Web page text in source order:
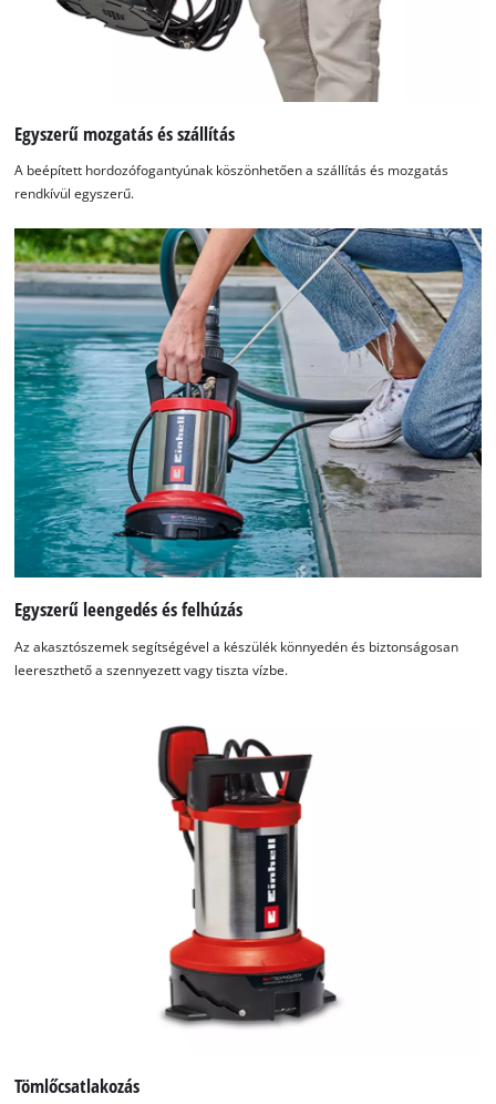
Egyszerű mozgatás és szállítás
A beépített hordozófogantyúnak köszönhetően a szállítás és mozgatás
rendkívül egyszerű.
Egyszerű leengedés és felhúzás
Az akasztószemek segítségével a készülék könnyedén és biztonságosan
leereszthető a szennyezett vagy tiszta vízbe.
Tömlőcsatlakozás